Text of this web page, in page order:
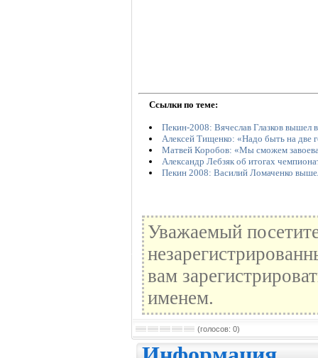
Ссылки по теме:
Пекин-2008: Вячеслав Глазков вышел
Алексей Тищенко: «Надо быть на две
Матвей Коробов: «Мы сможем
Александр Лебзяк об итогах
Пекин 2008: Василий Ломаченко
Уважаемый
вам
именем.
(голосов: 0)